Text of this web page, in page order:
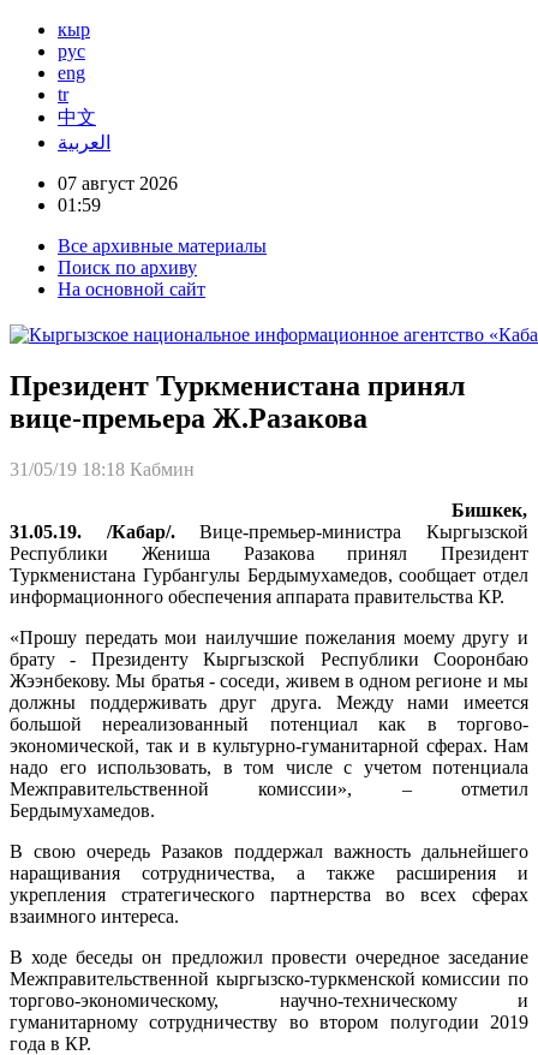
кыр
рус
eng
tr
中文
العربية
07 август 2026
01:59
Все архивные материалы
Поиск по архиву
На основной сайт
Президент Туркменистана принял
вице-премьера Ж.Разакова
31/05/19 18:18 Кабмин
Бишкек,
31.05.19. /Кабар/.Вице-премьер-министра Кыргызской
Республики Жениша Разакова принял Президент
Туркменистана Гурбангулы Бердымухамедов, сообщает отдел
информационного обеспечения аппарата правительства КР.
«Прошу передать мои наилучшие пожелания моему другу и
брату - Президенту Кыргызской Республики Сооронбаю
Жээнбекову. Мы братья - соседи, живем в одном регионе и мы
должны поддерживать друг друга. Между нами имеется
большой нереализованный потенциал как в торгово-
экономической, так и в культурно-гуманитарной сферах. Нам
надо его использовать, в том числе с учетом потенциала
Межправительственной комиссии», – отметил
Бердымухамедов.
В свою очередь Разаков поддержал важность дальнейшего
наращивания сотрудничества, а также расширения и
укрепления стратегического партнерства во всех сферах
взаимного интереса.
В ходе беседы он предложил провести очередное заседание
Межправительственной кыргызско-туркменской комиссии по
торгово-экономическому, научно-техническому и
гуманитарному сотрудничеству во втором полугодии 2019
года в КР.